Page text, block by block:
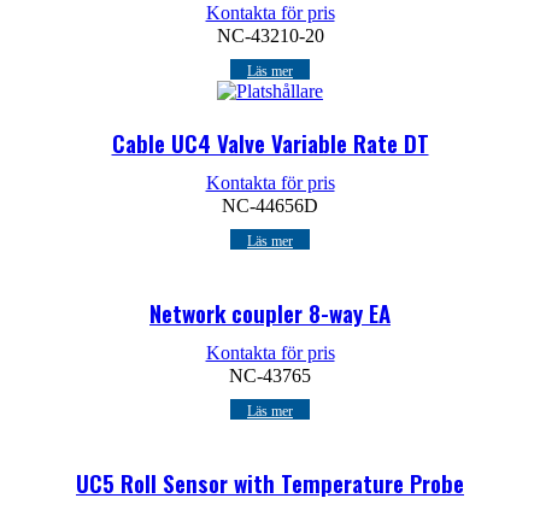
Kontakta för pris
NC-43210-20
Läs mer
Cable UC4 Valve Variable Rate DT
Kontakta för pris
NC-44656D
Läs mer
Network coupler 8-way EA
Kontakta för pris
NC-43765
Läs mer
UC5 Roll Sensor with Temperature Probe